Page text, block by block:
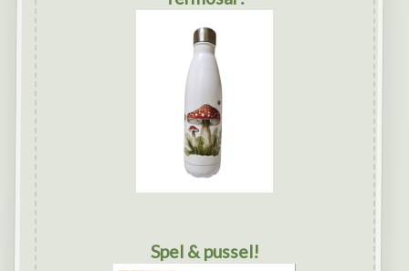
Spel & pussel!